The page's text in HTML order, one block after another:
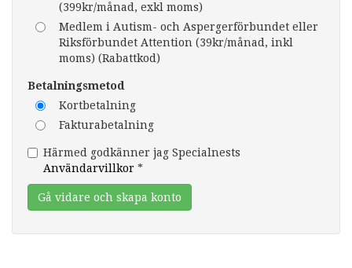
(399kr/månad, exkl moms)
Medlem i Autism- och Aspergerförbundet eller
Riksförbundet Attention (39kr/månad, inkl
moms) (Rabattkod)
Betalningsmetod
Kortbetalning
Fakturabetalning
Härmed godkänner jag Specialnests
Användarvillkor *
Gå vidare och skapa konto